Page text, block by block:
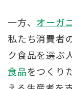
一方、 オーガ
私たち消費者
ク食品を選ぶ
食品をつくり